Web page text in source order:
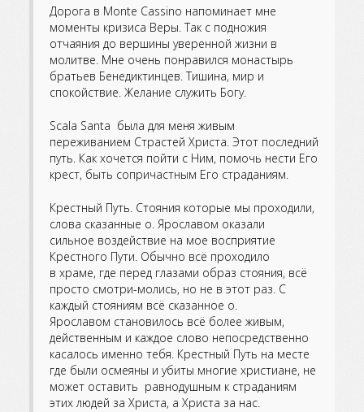
Дорога в Monte Cassino напоминает мне
моменты кризиса Веры. Так с подножия
отчаяния до вершины уверенной жизни в
молитве. Мне очень понравился монастырь
братьев Бенедиктинцев. Тишина, мир и
спокойствие. Желание служить Богу.
Scala Santa была для меня живым
переживанием Страстей Христа. Этот последний
путь. Как хочется пойти с Ним, помочь нести Его
крест, быть сопричастным Его страданиям.
Крестный Путь. Стояния которые мы проходили,
слова сказанные о. Ярославом оказали
сильное воздействие на мое восприятие
Крестного Пути. Обычно всё проходило
в храме, где перед глазами образ стояния, всё
просто смотри-молись, но не в этот раз. С
каждый стояниям всё сказанное о.
Ярославом становилось всё более живым,
действенным и каждое слово непосредственно
касалось именно тебя. Крестный Путь на месте
где были осмеяны и убиты многие христиане, не
может оставить равнодушным к страданиям
этих людей за Христа, а Христа за нас.